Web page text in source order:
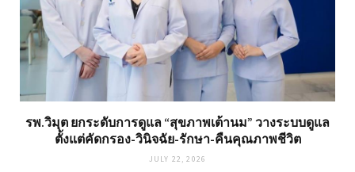
รพ.วิมุต ยกระดับการดูแล “สุขภาพเต้านม” วางระบบดูแล
ตั้งแต่คัดกรอง-วินิจฉัย-รักษา-คืนคุณภาพชีวิต
JULY 22, 2026